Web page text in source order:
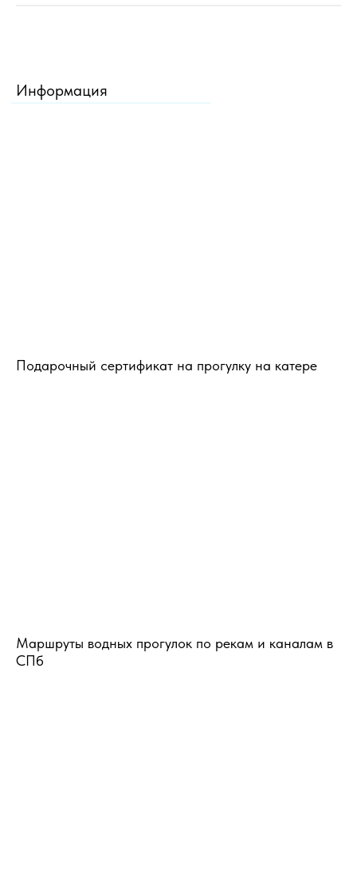
Информация
Подарочный сертификат на прогулку на катере
Маршруты водных прогулок по рекам и каналам в
СПб